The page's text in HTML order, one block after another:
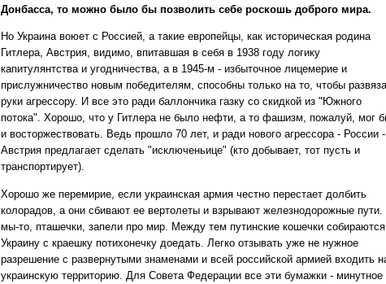
Донбасса, то можно было бы позволить себе роскошь доброго мира.
Но Украина воюет с Россией, а такие европейцы, как историческая родина
Гитлера, Австрия, видимо, впитавшая в себя в 1938 году логику
капитулянтства и угодничества, а в 1945-м - избыточное лицемерие и
прислужничество новым победителям, способны только на то, чтобы
руки агрессору. И все это ради баллончика газку со скидкой из "Южного
потока". Хорошо, что у Гитлера не было нефти, а то фашизм, пожалуй, мог
и восторжествовать. Ведь прошло 70 лет, и ради нового агрессора - России -
Австрия предлагает сделать "исключеньице" (кто добывает, тот пусть и
транспортирует).
Хорошо же перемирие, если украинская армия честно перестает долбить
колорадов, а они сбивают ее вертолеты и взрывают железнодорожные
мы-то, пташечки, запели про мир. Между тем путинские кошечки собираются
Украину с краешку потихонечку доедать. Легко отзывать уже не нужное
разрешение с развернутыми знаменами и всей российской армией входить
украинскую территорию. Для Совета Федерации все эти бумажки - минутное